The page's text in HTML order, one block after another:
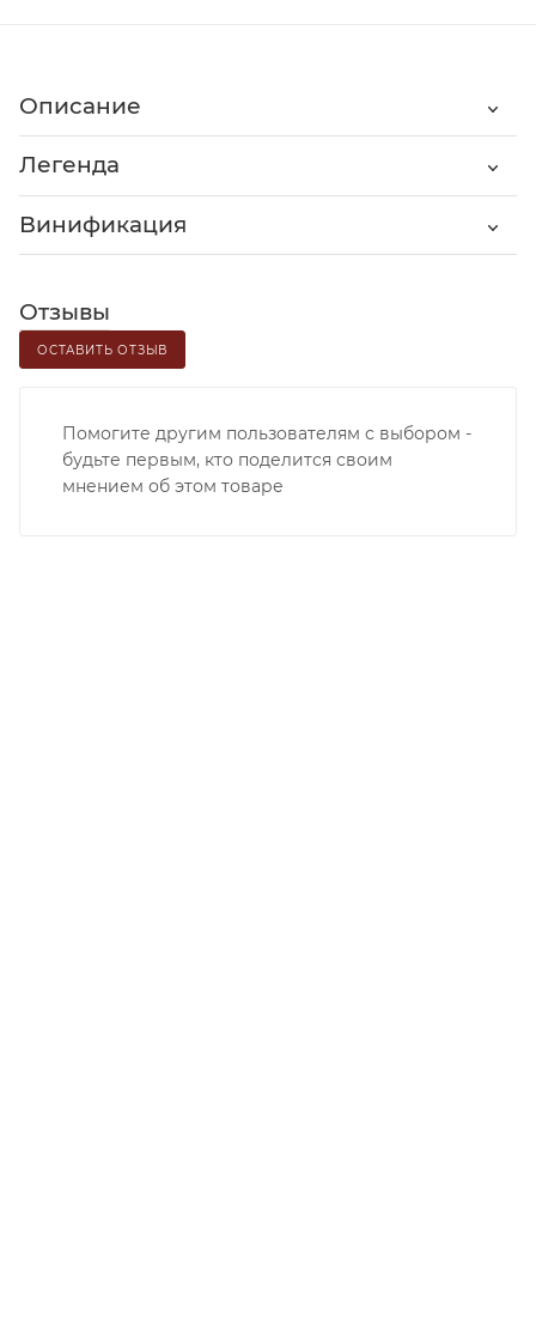
Описание
Легенда
Винификация
Отзывы
ОСТАВИТЬ ОТЗЫВ
Помогите другим пользователям с выбором -
будьте первым, кто поделится своим
мнением об этом товаре